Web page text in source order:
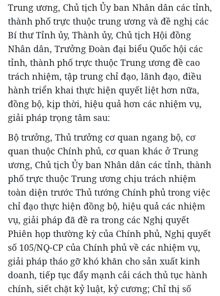
Trung ương, Chủ tịch Ủy ban Nhân dân các tỉnh,
thành phố trực thuộc trung ương và đề nghị các
Bí thư Tỉnh ủy, Thành ủy, Chủ tịch Hội đồng
Nhân dân, Trưởng Đoàn đại biểu Quốc hội các
tỉnh, thành phố trực thuộc Trung ương đề cao
trách nhiệm, tập trung chỉ đạo, lãnh đạo, điều
hành triển khai thực hiện quyết liệt hơn nữa,
đồng bộ, kịp thời, hiệu quả hơn các nhiệm vụ,
giải pháp trọng tâm sau:
Bộ trưởng, Thủ trưởng cơ quan ngang bộ, cơ
quan thuộc Chính phủ, cơ quan khác ở Trung
ương, Chủ tịch Ủy ban Nhân dân các tỉnh, thành
phố trực thuộc Trung ương chịu trách nhiệm
toàn diện trước Thủ tướng Chính phủ trong việc
chỉ đạo thực hiện đồng bộ, hiệu quả các nhiệm
vụ, giải pháp đã đề ra trong các Nghị quyết
Phiên họp thường kỳ của Chính phủ, Nghị quyết
số 105/NQ-CP của Chính phủ về các nhiệm vụ,
giải pháp tháo gỡ khó khăn cho sản xuất kinh
doanh, tiếp tục đẩy mạnh cải cách thủ tục hành
chính, siết chặt kỷ luật, kỷ cương; Chỉ thị số